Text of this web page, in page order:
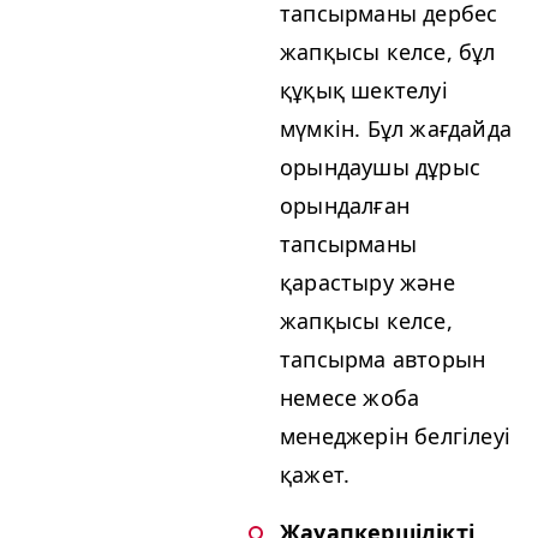
тапсырманы дербес
жапқысы келсе, бұл
құқық шектелуі
мүмкін. Бұл жағдайда
орындаушы дұрыс
орындалған
тапсырманы
қарастыру және
жапқысы келсе,
тапсырма авторын
немесе жоба
менеджерін белгілеуі
қажет.
Жауапкершілікті